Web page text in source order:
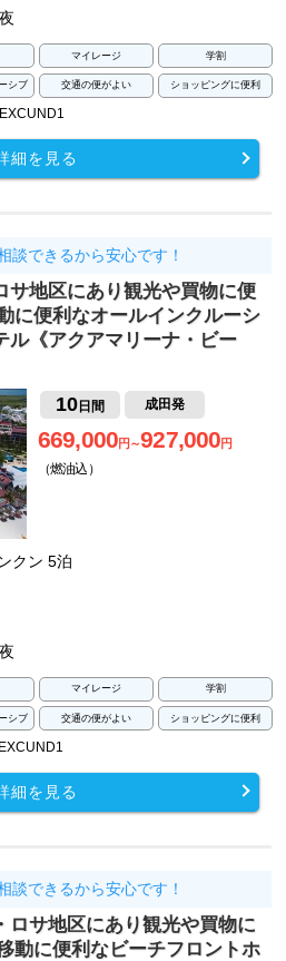
マイレージ 学割
シブ 交通の便がよい ショッピングに便利
細を見る
できるから安心です！
サ地区にあり観光や買物に便
に便利なオールインクルーシ
ル《アクアマリーナ・ビー
10日間 成田発
669,000円～927,000円
（燃油込）
クン 5泊
マイレージ 学割
シブ 交通の便がよい ショッピングに便利
細を見る
できるから安心です！
サ地区にあり観光や買物に
動に便利なビーチフロントホ